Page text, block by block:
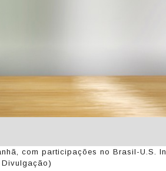
com participações no Brasil-U.S.